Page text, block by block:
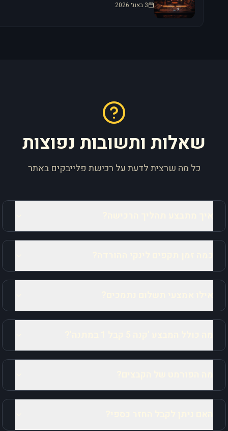
3 באוג׳ 2026
שאלות ותשובות נפוצות
כל מה שרצית לדעת על רכישת פלייבקים באתר